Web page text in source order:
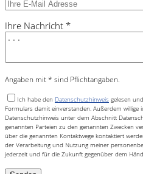
Ihre Nachricht *
Angaben mit * sind Pflichtangaben.
Ich habe den Datenschutzhinweis gelesen
Formulars damit einverstanden. Außerdem willige
Datenschutzhinweis unter dem Abschnitt
genannten Parteien zu den genannten Zwecken
über die genannten Kontaktwege kontaktiert
der Verarbeitung und Nutzung meiner
jederzeit und für die Zukunft gegenüber dem